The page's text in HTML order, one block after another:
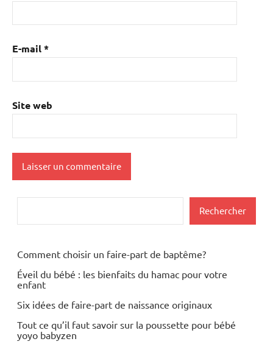
E-mail*
Site web
Rechercher
Comment choisir un faire-part de baptême?
Éveil du bébé : les bienfaits du hamac pour votre
enfant
Six idées de faire-part de naissance originaux
Tout ce qu’il faut savoir sur la poussette pour bébé
yoyo babyzen